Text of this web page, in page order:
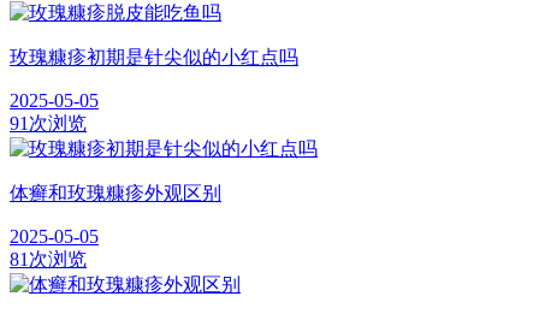
玫瑰糠疹初期是针尖似的小红点吗
2025-05-05
91次浏览
体癣和玫瑰糠疹外观区别
2025-05-05
81次浏览